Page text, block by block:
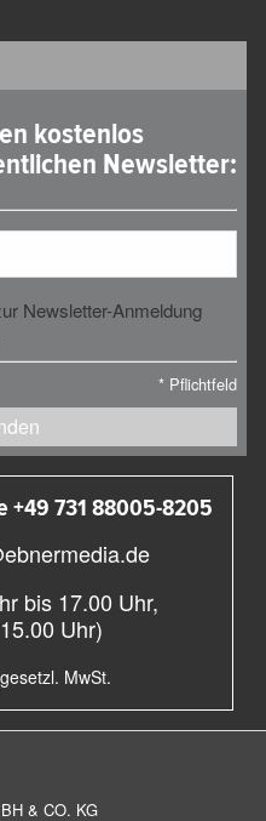
kostenlos
Newsletter:
Newsletter-Anmeldung
* Pflichtfeld
+49 731 88005-8205
bis 17.00 Uhr,
Uhr)
MwSt.
& CO. KG